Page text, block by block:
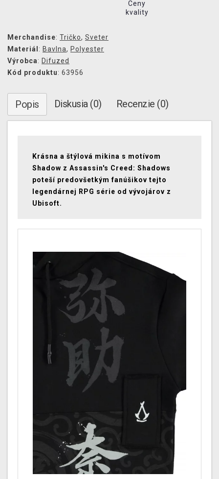
Ceny
kvality
Merchandise: Tričko, Sveter
Materiál : Bavlna, Polyester
Výrobca: Difuzed
Kód produktu: 63956
Popis Diskusia (0) Recenzie (0)
Krásna a štýlová mikina s motívom
Shadow z Assassin's Creed: Shadows
poteší predovšetkým fanúšikov tejto
legendárnej RPG série od vývojárov z
Ubisoft.